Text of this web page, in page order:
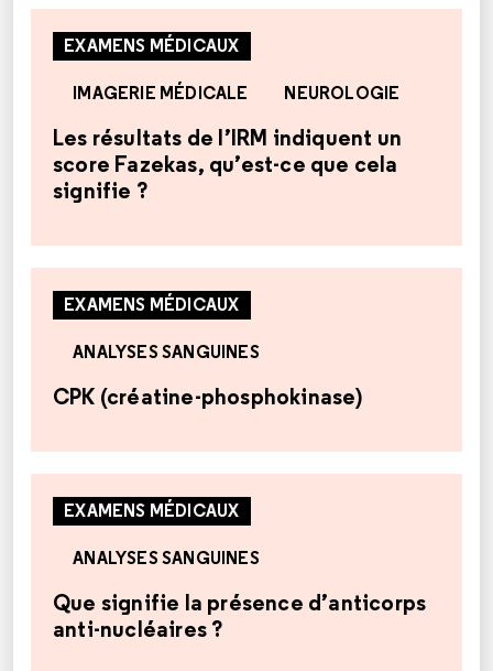
EXAMENS MÉDICAUX
IMAGERIE MÉDICALE NEUROLOGIE
Les résultats de l’IRM indiquent un
score Fazekas, qu’est-ce que cela
signifie ?
EXAMENS MÉDICAUX
ANALYSES SANGUINES
CPK (créatine-phosphokinase)
EXAMENS MÉDICAUX
ANALYSES SANGUINES
Que signifie la présence d’anticorps
anti-nucléaires ?